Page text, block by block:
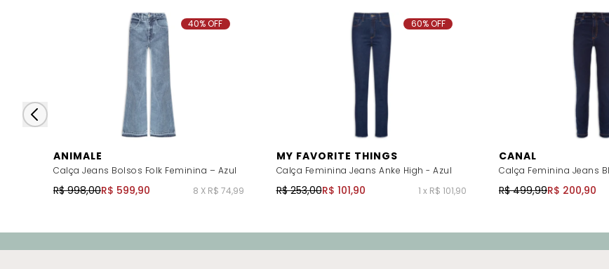
ANIMALE
Calça Jeans Bolsos Folk Feminina – Azul
R$ 998,00R$ 599,90 8 X R$ 74,99
40% OFF
MY FAVORITE THINGS
Calça Feminina Jeans Anke High - Azul
R$ 253,00R$ 101,90 1 x R$ 101,90
60% OFF
CANAL
Calça Feminina Jeans
R$ 499,99R$ 200,90